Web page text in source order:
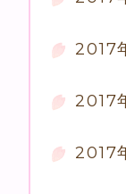
2017
2017
2017